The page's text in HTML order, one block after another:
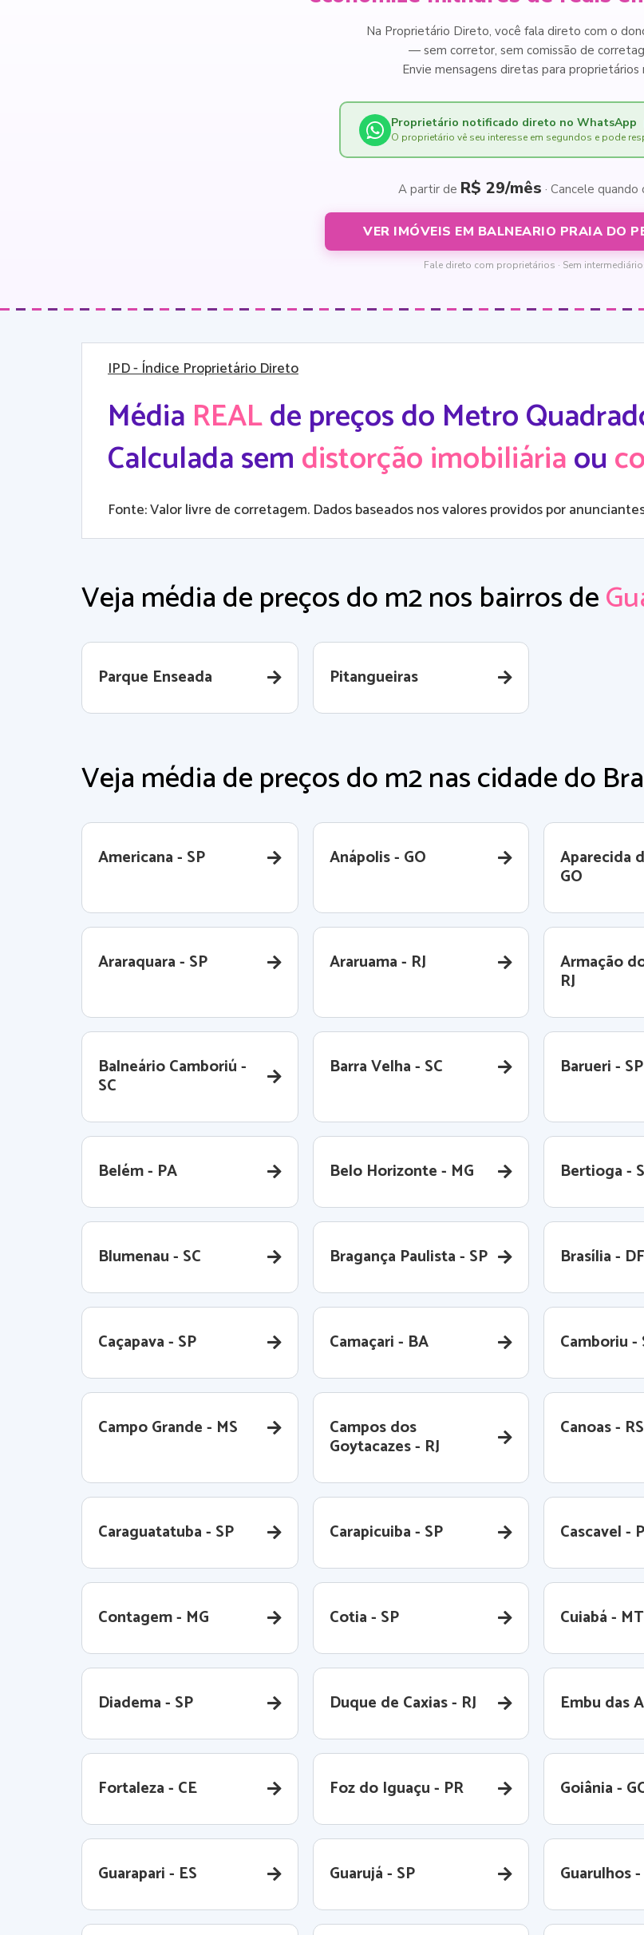
Na Proprietário Direto, você fala direto com o
— sem corretor, sem comissão de
Envie mensagens diretas para proprietários
Proprietário notificado direto no WhatsApp
O proprietário vê seu interesse em segundos e pode
A partir de R$ 29/mês · Cancele quando
VER IMÓVEIS EM BALNEARIO PRAIA DO
Fale direto com proprietários · Sem
IPD- Índice Proprietário Direto
Média REALde preços do Metro
Calculada semdistorção imobiliáriaou
Fonte: Valor livre de corretagem. Dados baseados nos valores providos por
Veja média de preços do m2 nos bairros de
Parque Enseada Pitangueiras
Veja média de preços do m2 nas cidade do
Americana - SP Anápolis - GO Aparecida
GO
Araraquara - SP Araruama - RJ Armação
RJ
Balneário Camboriú -
SC
Barra Velha - SC Barueri - SP
Belém - PA Belo Horizonte - MG Bertioga -
Blumenau - SC Bragança Paulista - SP Brasília - DF
Caçapava - SP Camaçari - BA Camboriu -
Campo Grande - MS Campos dos
Goytacazes - RJ
Canoas - RS
Caraguatatuba - SP Carapicuiba - SP Cascavel -
Contagem - MG Cotia - SP Cuiabá - MT
Diadema - SP Duque de Caxias - RJ Embu das
Fortaleza - CE Foz do Iguaçu - PR Goiânia -
Guarapari - ES Guarujá - SP Guarulhos